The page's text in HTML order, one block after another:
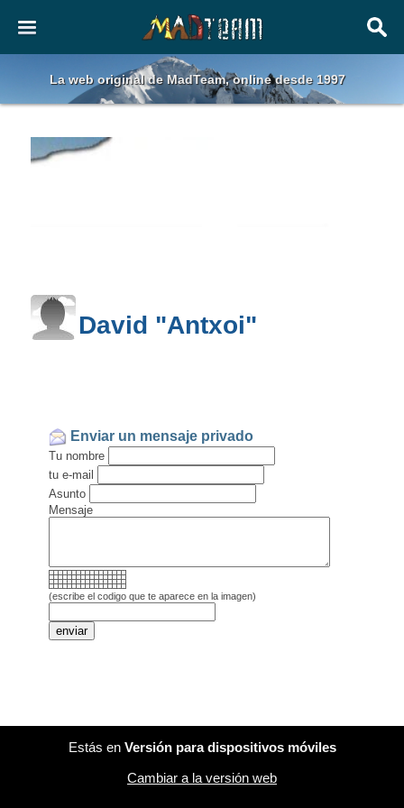
La web original de MadTeam, online desde 1997
David "Antxoi"
Enviar un mensaje privado
Tu nombre
tu e-mail
Asunto
Mensaje
(escribe el codigo que te aparece en la imagen)
Estás en Versión para dispositivos móviles
Cambiar a la versión web